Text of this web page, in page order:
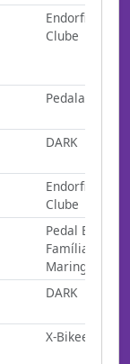
Endorfina
Clube
Pedalada Bike
DARK
Endorfina
Clube
Pedal Em
Família
Maringa
DARK
X-Bikee